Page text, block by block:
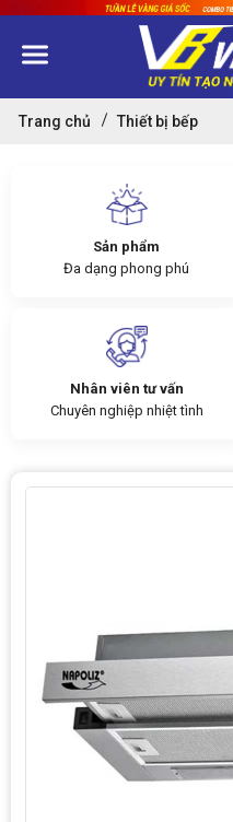
Trang chủ Thiết bị bếp
Sản phẩm
Đa dạng phong phú
Nhân viên tư vấn
Chuyên nghiệp nhiệt tình